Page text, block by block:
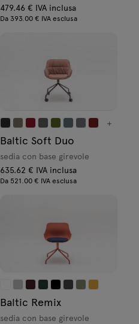
479.46 € IVA inclusa
Da 393.00 € IVA esclusa
+
Baltic Soft Duo
sedia con base girevole
635.62 € IVA inclusa
Da 521.00 € IVA esclusa
Baltic Remix
sedia con base girevole